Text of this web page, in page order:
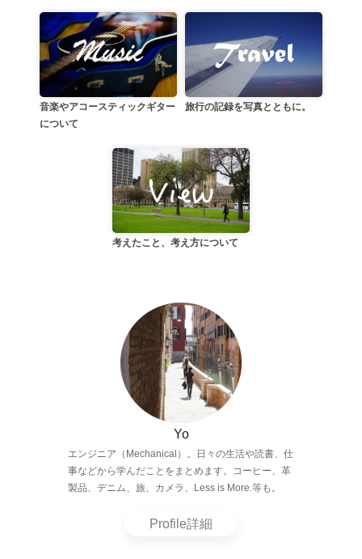
音楽やアコースティックギター
について
旅行の記録を写真とともに。
考えたこと、考え方について
Yo
エンジニア（Mechanical）。日々の生活や読書、仕
事などから学んだことをまとめます。コーヒー、革
製品、デニム、旅、カメラ、Less is More.等も。
Profile詳細